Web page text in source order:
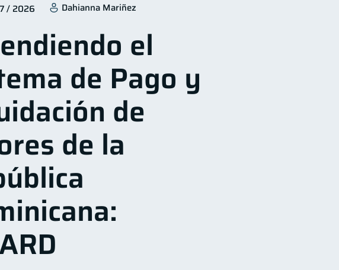
de crédito
de Bancos Vacaciones
Inactiva 1 Finanzas Personales
1 Salud mental 1
financiera
/ 2026 Dahianna Mariñez
el
de Pago y
de
de la